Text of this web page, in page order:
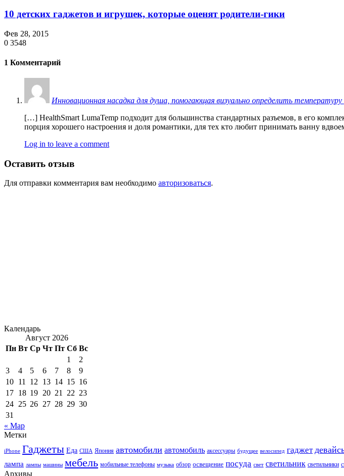
10 детских гаджетов и игрушек, которые оценят родители-гики
Фев 28, 2015
0 3548
1 Комментарий
Инновационная насадка для душа, помогающая визуально определить
[…] HealthSmart LumaTemp подходит для большинства стандартных разъемов, в его
порция хорошего настроения и доля романтики, для тех кто любит принимать ванну
Log in to leave a comment
Оставить отзыв
Для отправки комментария вам необходимо авторизоваться.
Календарь
Август 2026
Пн Вт Ср Чт Пт Сб Вс
1
2
3
4 5 6 7 8
9
10 11 12 13 14 15 16
17 18 19 20 21 22 23
24 25 26 27 28 29 30
31
« Мар
Метки
iPhone Гаджеты Еда США Япония автомобили автомобиль аксессуары будущее велосипед гаджет
лампа лампы машины мебель мобильные телефоны музыка обзор освещение посуда свет светильник светильники
Архивы